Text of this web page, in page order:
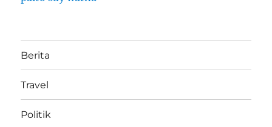
Berita
Travel
Politik